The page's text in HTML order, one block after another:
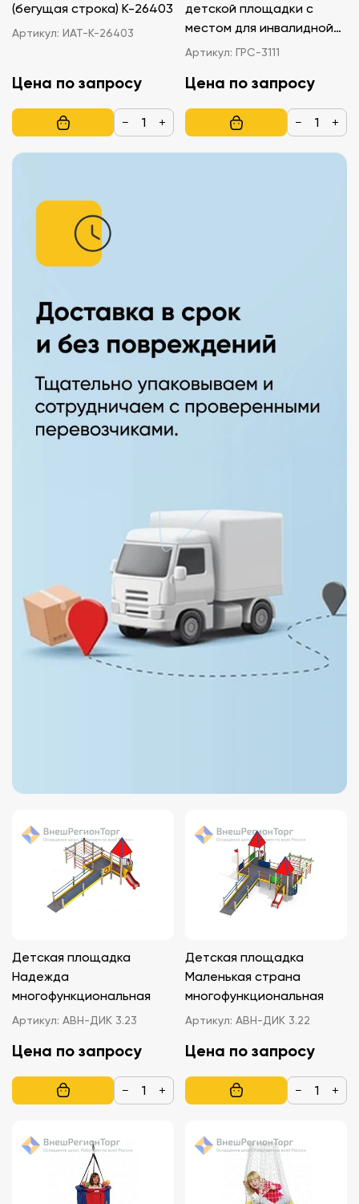
(бегущая строка) К-26403
Артикул: ИАТ-К-26403
Цена по запросу
− +
детской площадки с
местом для инвалидной
коляски
Артикул: ГРС-3111
Цена по запросу
− +
Детская площадка
Надежда
многофункциональная
Артикул: АВН-ДИК 3.23
Цена по запросу
− +
Детская площадка
Маленькая страна
многофункциональная
Артикул: АВН-ДИК 3.22
Цена по запросу
− +